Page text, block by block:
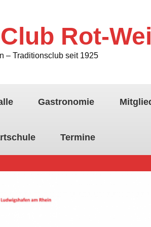
Rot-
– Traditionsclub seit 1925
Gastronomie
Termine